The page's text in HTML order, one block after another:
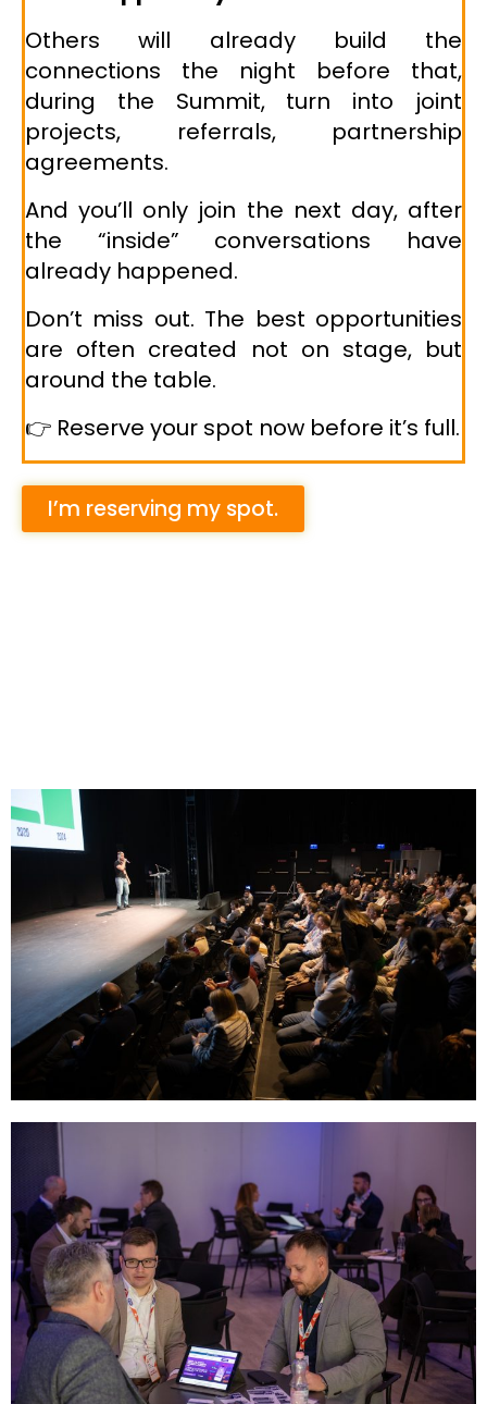
Others will already build the
connections the night before that,
during the Summit, turn into joint
projects, referrals, partnership
agreements.
And you’ll only join the next day, after
the “inside” conversations have
already happened.
Don’t miss out. The best opportunities
are often created not on stage, but
around the table.
👉 Reserve your spot now before it’s full.
I’m reserving my spot.